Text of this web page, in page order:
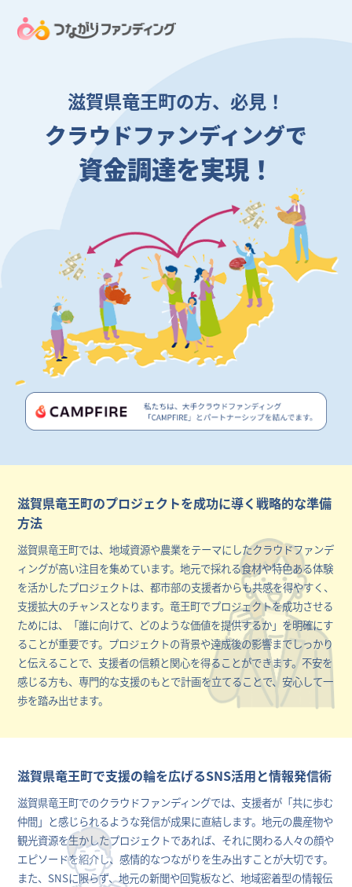
滋賀県竜王町の方、必見！
クラウドファンディングで
資金調達を実現！
滋賀県竜王町のプロジェクトを成功に導く戦略的な準備
方法
滋賀県竜王町では、地域資源や農業をテーマにしたクラウドファンデ
ィングが高い注目を集めています。地元で採れる食材や特色ある体験
を活かしたプロジェクトは、都市部の支援者からも共感を得やすく、
支援拡大のチャンスとなります。竜王町でプロジェクトを成功させる
ためには、「誰に向けて、どのような価値を提供するか」を明確にす
ることが重要です。プロジェクトの背景や達成後の影響までしっかり
と伝えることで、支援者の信頼と関心を得ることができます。不安を
感じる方も、専門的な支援のもとで計画を立てることで、安心して一
歩を踏み出せます。
滋賀県竜王町で支援の輪を広げるSNS活用と情報発信術
滋賀県竜王町でのクラウドファンディングでは、支援者が「共に歩む
仲間」と感じられるような発信が成果に直結します。地元の農産物や
観光資源を生かしたプロジェクトであれば、それに関わる人々の顔や
エピソードを紹介し、感情的なつながりを生み出すことが大切です。
また、SNSに限らず、地元の新聞や回覧板など、地域密着型の情報伝